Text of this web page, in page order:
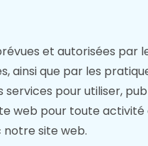
et autorisées
que par les
pour utiliser,
web pour toute
site web.